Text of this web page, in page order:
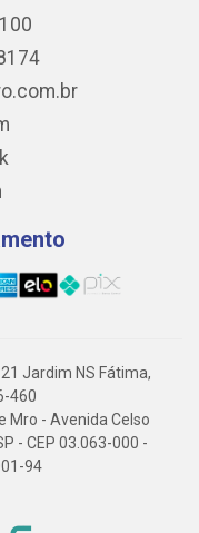
Jardim NS Fátima,
460
Mro - Avenida Celso
- CEP 03.063-000 -
94